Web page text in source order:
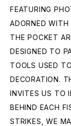
FEATURING
ADORNED WITH
THE POCKET
DESIGNED TO
TOOLS USED
DECORATION.
INVITES US TO
BEHIND EACH
STRIKES, WE